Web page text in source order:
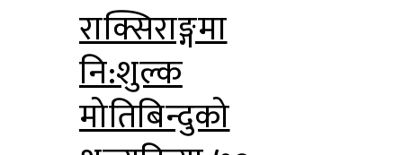
राक्सिराङ्गमा
नि:शुल्क
मोतिबिन्दुको